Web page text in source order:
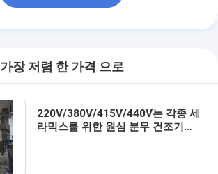
가장 저렴 한 가격 으로
220V/380V/415V/440V는 각종 세
라믹스를 위한 원심 분무 건조기를